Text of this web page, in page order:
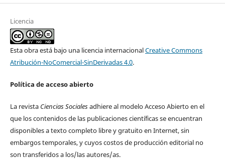
Licencia
Esta obra está bajo una licencia internacionalCreative Commons
Atribución-NoComercial-SinDerivadas 4.0.
Política de acceso abierto
La revista Ciencias Socialesadhiere al modelo Acceso Abierto en el
que los contenidos de las publicaciones científicas se encuentran
disponibles a texto completo libre y gratuito en Internet, sin
embargos temporales, y cuyos costos de producción editorial no
son transferidos a los/las autores/as.